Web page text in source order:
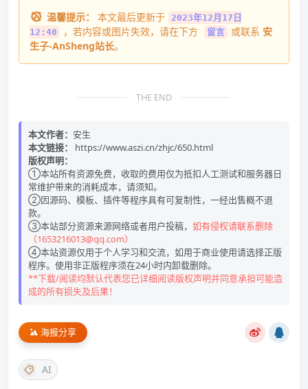
温馨提示： 本文最后更新于
2023年12月17日
12:40
，若内容或图片失效，请在下方 留言 或联系 安
生子-AnSheng站长。
THE END
本文作者： 安生
本文链接：
https://www.aszi.cn/zhjc/650.html
版权声明：
①本站所有资源免费，收取的费用仅为抵扣人工测试和服务器日
常维护带来的消耗成本，请须知。
②因源码、模板、插件等程序具有可复制性，一经出售概不退
款。
③本站部分资源来源网络或者用户投稿， 如有侵权请联系删除
（1653216013@qq.com）
④本站资源仅用于个人学习和交流，如用于商业使用请选择正版
程序。使用非正版程序须在24小时内卸载删除。
**下载/阅读均默认代表您已详细阅读版权声明并同意承担可能造
成的所有损失及后果！
海报分享
AI